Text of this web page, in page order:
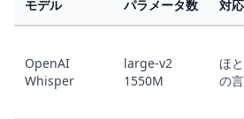
モデル パラメータ数 対
OpenAI
Whisper
large-v2
1550M
ほ
の